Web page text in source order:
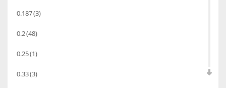
Wino (1266)
Oliwa(1)
0.187(3)
0.2(48)
0.25(1)
0.33(3)